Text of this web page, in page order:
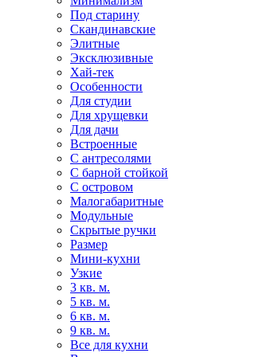
Под старину
Скандинавские
Элитные
Эксклюзивные
Хай-тек
Особенности
Для студии
Для хрущевки
Для дачи
Встроенные
С антресолями
С барной стойкой
С островом
Малогабаритные
Модульные
Скрытые ручки
Размер
Мини-кухни
Узкие
3 кв. м.
5 кв. м.
6 кв. м.
9 кв. м.
Все для кухни